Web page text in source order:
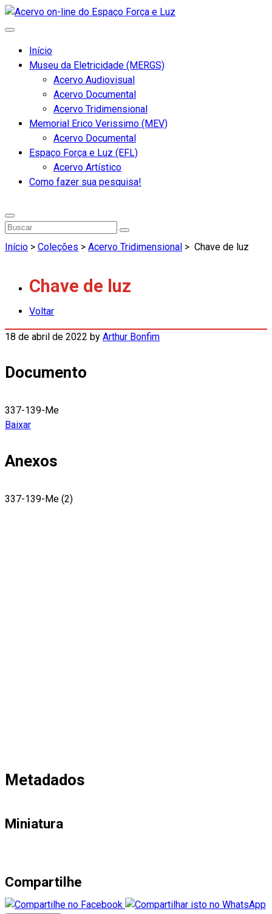
Início
Museu da Eletricidade (MERGS)
Acervo Audiovisual
Acervo Documental
Acervo Tridimensional
Memorial Erico Verissimo (MEV)
Acervo Documental
Espaço Força e Luz (EFL)
Acervo Artístico
Como fazer sua pesquisa!
Início > Coleções > Acervo Tridimensional > Chave de luz
Chave de luz
Voltar
18 de abril de 2022 by Arthur Bonfim
Documento
337-139-Me
Baixar
Anexos
337-139-Me (2)
Metadados
Miniatura
Compartilhe